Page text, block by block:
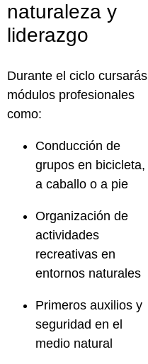
naturaleza y
liderazgo
Durante el ciclo cursarás
módulos profesionales
como:
Conducción de
grupos en bicicleta,
a caballo o a pie
Organización de
actividades
recreativas en
entornos naturales
Primeros auxilios y
seguridad en el
medio natural